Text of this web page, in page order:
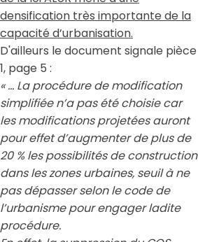
densification très importante de la
capacité d’urbanisation.
D'ailleurs le document signale pièce
1, page 5 :
« … La procédure de modification
simplifiée n’a pas été choisie car
les modifications projetées auront
pour effet d’augmenter de plus de
20 % les possibilités de construction
dans les zones urbaines, seuil à ne
pas dépasser selon le code de
l’urbanisme pour engager ladite
procédure.